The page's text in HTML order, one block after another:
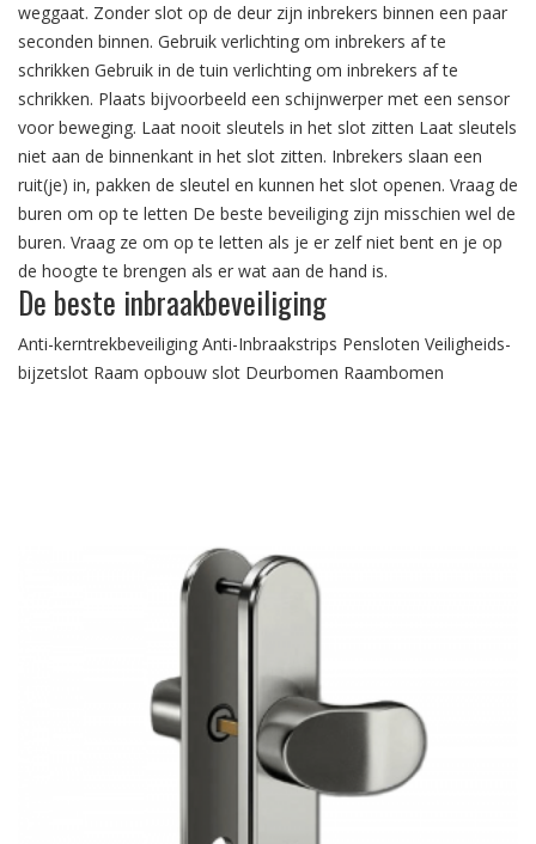
weggaat. Zonder slot op de deur zijn inbrekers binnen een paar
seconden binnen. Gebruik verlichting om inbrekers af te
schrikken Gebruik in de tuin verlichting om inbrekers af te
schrikken. Plaats bijvoorbeeld een schijnwerper met een sensor
voor beweging. Laat nooit sleutels in het slot zitten Laat sleutels
niet aan de binnenkant in het slot zitten. Inbrekers slaan een
ruit(je) in, pakken de sleutel en kunnen het slot openen. Vraag de
buren om op te letten De beste beveiliging zijn misschien wel de
buren. Vraag ze om op te letten als je er zelf niet bent en je op
de hoogte te brengen als er wat aan de hand is.
De beste inbraakbeveiliging
Anti-kerntrekbeveiliging Anti-Inbraakstrips Pensloten Veiligheids-
bijzetslot Raam opbouw slot Deurbomen Raambomen